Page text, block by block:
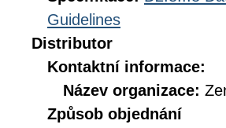
Guidelines
Distributor
Kontaktní informace:
Název organizace:
Způsob objednání